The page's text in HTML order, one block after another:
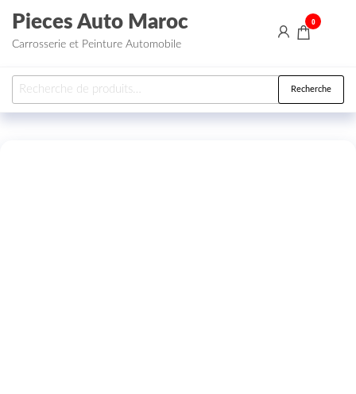
Aller au contenu
Pieces Auto Maroc
Carrosserie et Peinture Automobile
0
Recherche pour : Recherche